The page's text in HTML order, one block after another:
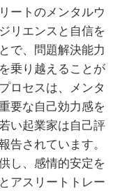
ートのメンタルウ
リエンスと自信を
で、問題解決能力
乗り越えることが
ロセスは、メンタ
要な自己効力感を
い起業家は自己評
告されています。
し、感情的安定を
アスリートトレー